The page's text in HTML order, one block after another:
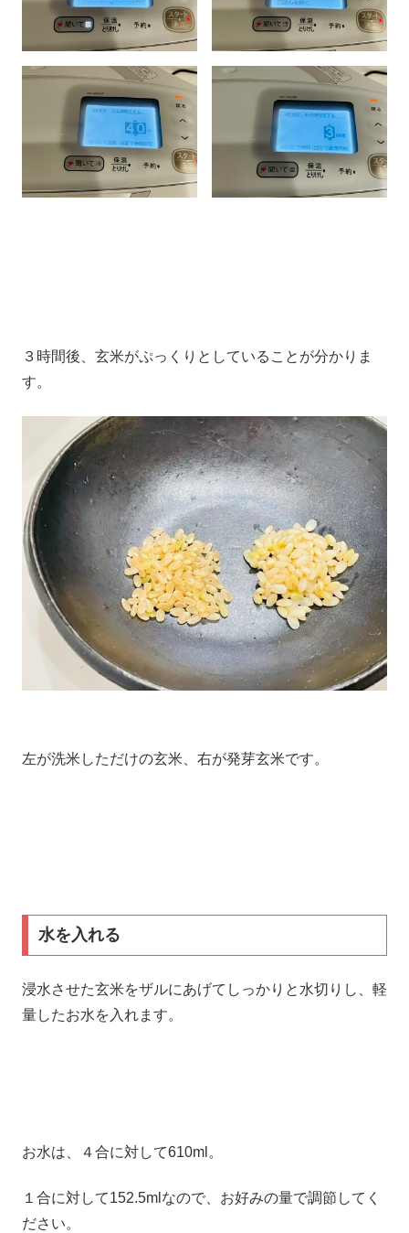
３時間後、玄米がぷっくりとしていることが分かりま
す。
左が洗米しただけの玄米、右が発芽玄米です。
水を入れる
浸水させた玄米をザルにあげてしっかりと水切りし、軽
量したお水を入れます。
お水は、４合に対して610ml。
１合に対して152.5mlなので、お好みの量で調節してく
ださい。